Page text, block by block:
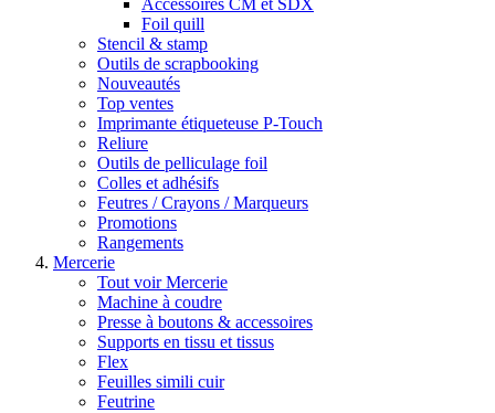
Accessoires CM et SDX
Foil quill
Stencil & stamp
Outils de scrapbooking
Nouveautés
Top ventes
Imprimante étiqueteuse P-Touch
Reliure
Outils de pelliculage foil
Colles et adhésifs
Feutres / Crayons / Marqueurs
Promotions
Rangements
Mercerie
Tout voir Mercerie
Machine à coudre
Presse à boutons & accessoires
Supports en tissu et tissus
Flex
Feuilles simili cuir
Feutrine